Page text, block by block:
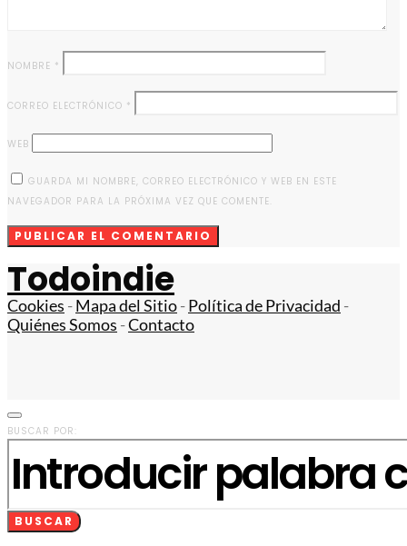
NOMBRE *
CORREO ELECTRÓNICO *
WEB
GUARDA MI NOMBRE, CORREO ELECTRÓNICO Y WEB EN ESTE
NAVEGADOR PARA LA PRÓXIMA VEZ QUE COMENTE.
Todoindie
Cookies -Mapa del Sitio-Política de Privacidad -
Quiénes Somos -Contacto
BUSCAR POR:
BUSCAR